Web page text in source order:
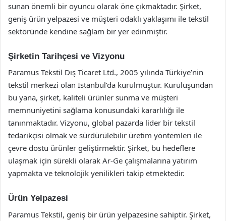
sunan önemli bir oyuncu olarak öne çıkmaktadır. Şirket,
geniş ürün yelpazesi ve müşteri odaklı yaklaşımı ile tekstil
sektöründe kendine sağlam bir yer edinmiştir.
Şirketin Tarihçesi ve Vizyonu
Paramus Tekstil Dış Ticaret Ltd., 2005 yılında Türkiye’nin
tekstil merkezi olan İstanbul’da kurulmuştur. Kuruluşundan
bu yana, şirket, kaliteli ürünler sunma ve müşteri
memnuniyetini sağlama konusundaki kararlılığı ile
tanınmaktadır. Vizyonu, global pazarda lider bir tekstil
tedarikçisi olmak ve sürdürülebilir üretim yöntemleri ile
çevre dostu ürünler geliştirmektir. Şirket, bu hedeflere
ulaşmak için sürekli olarak Ar-Ge çalışmalarına yatırım
yapmakta ve teknolojik yenilikleri takip etmektedir.
Ürün Yelpazesi
Paramus Tekstil, geniş bir ürün yelpazesine sahiptir. Şirket,